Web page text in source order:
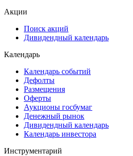
Акции
Поиск акций
Дивидендный календарь
Календарь
Календарь событий
Дефолты
Размещения
Оферты
Аукционы госбумаг
Денежный рынок
Дивидендный календарь
Календарь инвестора
Инструментарий